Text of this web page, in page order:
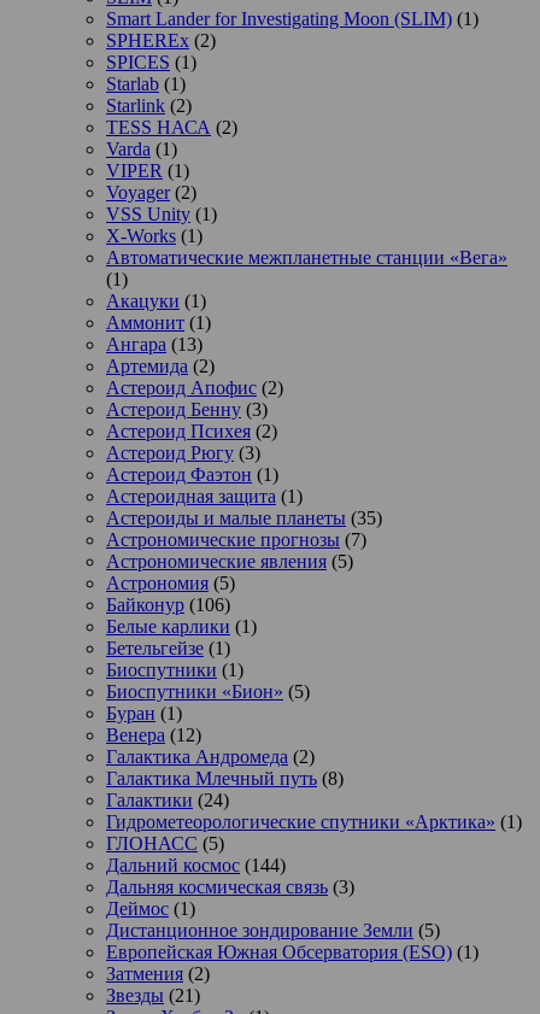
Smart Lander for Investigating Moon (SLIM) (1)
SPHEREx (2)
SPICES (1)
Starlab (1)
Starlink (2)
TESS НАСА (2)
Varda (1)
VIPER (1)
Voyager(2)
VSS Unity (1)
X-Works (1)
Автоматические межпланетные станции «Вега»
(1)
Акацуки (1)
Аммонит (1)
Ангара (13)
Артемида (2)
Астероид Апофис (2)
Астероид Бенну (3)
Астероид Психея (2)
Астероид Рюгу (3)
Астероид Фаэтон (1)
Астероидная защита (1)
Астероиды и малые планеты (35)
Астрономические прогнозы (7)
Астрономические явления (5)
Астрономия (5)
Байконур (106)
Белые карлики (1)
Бетельгейзе (1)
Биоспутники (1)
Биоспутники «Бион» (5)
Буран (1)
Венера (12)
Галактика Андромеда (2)
Галактика Млечный путь (8)
Галактики (24)
Гидрометеорологические спутники «Арктика» (1)
ГЛОНАСС (5)
Дальний космос (144)
Дальняя космическая связь (3)
Деймос (1)
Дистанционное зондирование Земли (5)
Европейская Южная Обсерватория (ESO) (1)
Затмения (2)
Звезды (21)